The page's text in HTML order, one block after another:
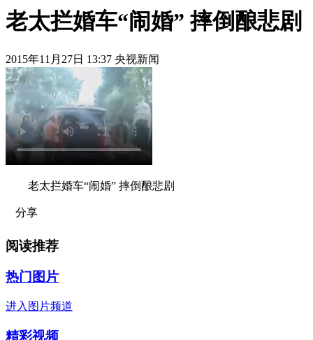
老太拦婚车“闹婚” 摔倒酿悲剧
2015年11月27日 13:37 央视新闻
老太拦婚车“闹婚” 摔倒酿悲剧
分享
阅读推荐
热门图片
进入图片频道
精彩视频